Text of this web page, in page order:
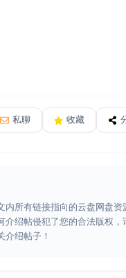
私聊 收藏
所有链接指向的云盘网盘
介绍帖侵犯了您的合法版权
绍帖子！